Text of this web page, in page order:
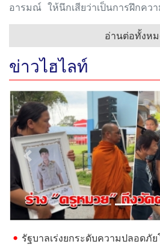
อารมณ์ ให้นึกเสียว่าเป็นการฝึกคว
อ่านต่อทั้งห
ข่าวไฮไลท์
Previous
รัฐบาลเร่งยกระดับความปลอดภัย